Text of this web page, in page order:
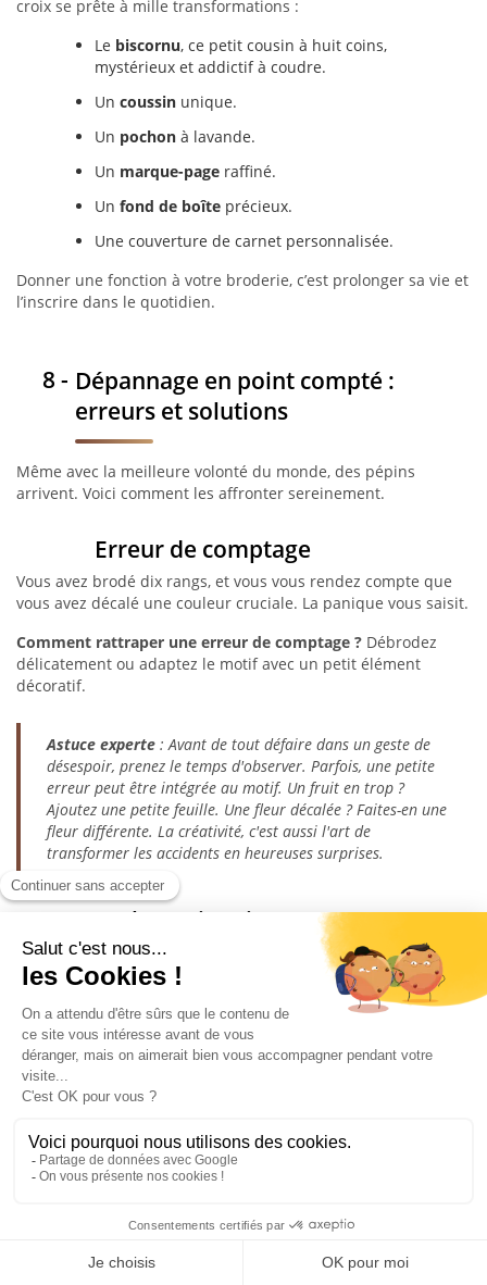
croix se prête à mille transformations :
Le biscornu, ce petit cousin à huit coins,
mystérieux et addictif à coudre.
Un coussin unique.
Un pochon à lavande.
Un marque-page raffiné.
Un fond de boîte précieux.
Une couverture de carnet personnalisée.
Donner une fonction à votre broderie, c’est prolonger sa vie et
l’inscrire dans le quotidien.
Dépannage en point compté :
erreurs et solutions
Même avec la meilleure volonté du monde, des pépins
arrivent. Voici comment les affronter sereinement.
Erreur de comptage
Vous avez brodé dix rangs, et vous vous rendez compte que
vous avez décalé une couleur cruciale. La panique vous saisit.
Comment rattraper une erreur de comptage ? Débrodez
délicatement ou adaptez le motif avec un petit élément
décoratif.
Astuce experte : Avant de tout défaire dans un geste de
désespoir, prenez le temps d'observer. Parfois, une petite
erreur peut être intégrée au motif. Un fruit en trop ?
Ajoutez une petite feuille. Une fleur décalée ? Faites-en une
fleur différente. La créativité, c'est aussi l'art de
transformer les accidents en heureuses surprises.
Taches & jaunissement
Une tache ? Ne frottez jamais à sec ! Un bain d'eau
savonneuse tiède, un détachant doux spécifique textiles
anciens, et laissez agir sans brusquer. Pour le jaunissement
dû au temps, il existe des bains textiles blanchissants doux, à
utiliser avec précaution.
Fil qui vrille ou fait des nœuds
idéale, c'est celle de votre avant-bras, pas plus de 40 à 50 cm.
Si le fil a tendance à vriller malgré tout, laissez pendre votre
Points irréguliers